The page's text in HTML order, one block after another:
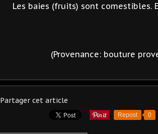
Les baies (fruits) sont comestibles.
(Provenance: bouture
Partager cet article
Repost 0